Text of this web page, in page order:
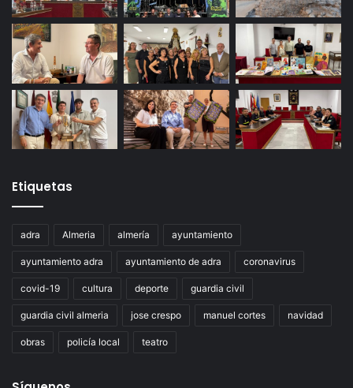
Etiquetas
adra Almeria almería ayuntamiento
ayuntamiento adra ayuntamiento de adra coronavirus
covid-19 cultura deporte guardia civil
guardia civil almeria jose crespo manuel cortes navidad
obras policía local teatro